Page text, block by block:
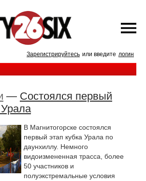
Зарегистрируйтесь или введите логин
— Состоялся первый
Урала
В Магнитогорске состоялся
первый этап кубка Урала по
даунхиллу. Немного
видоизмененная трасса, более
50 участников и
полуэкстремальные условия